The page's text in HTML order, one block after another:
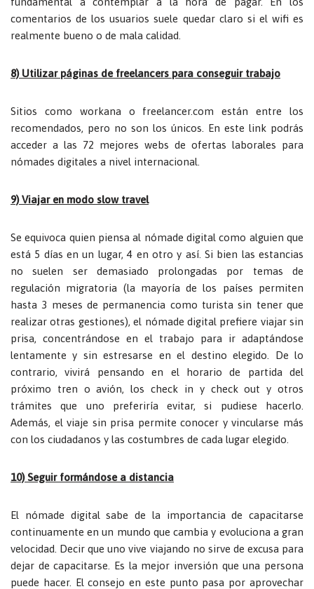
comentarios de los usuarios suele quedar claro si el wifi es
realmente bueno o de mala calidad.
8) Utilizar páginas de freelancers para conseguir trabajo
Sitios como workana o freelancer.com están entre los
recomendados, pero no son los únicos. En este link podrás
acceder a las 72 mejores webs de ofertas laborales para
nómades digitales a nivel internacional.
9) Viajar en modo slow travel
Se equivoca quien piensa al nómade digital como alguien que
está 5 días en un lugar, 4 en otro y así. Si bien las estancias
no suelen ser demasiado prolongadas por temas de
regulación migratoria (la mayoría de los países permiten
hasta 3 meses de permanencia como turista sin tener que
realizar otras gestiones), el nómade digital prefiere viajar sin
prisa, concentrándose en el trabajo para ir adaptándose
lentamente y sin estresarse en el destino elegido. De lo
contrario, vivirá pensando en el horario de partida del
próximo tren o avión, los check in y check out y otros
trámites que uno preferiría evitar, si pudiese hacerlo.
Además, el viaje sin prisa permite conocer y vincularse más
con los ciudadanos y las costumbres de cada lugar elegido.
10) Seguir formándose a distancia
El nómade digital sabe de la importancia de capacitarse
continuamente en un mundo que cambia y evoluciona a gran
velocidad. Decir que uno vive viajando no sirve de excusa para
dejar de capacitarse. Es la mejor inversión que una persona
puede hacer. El consejo en este punto pasa por aprovechar